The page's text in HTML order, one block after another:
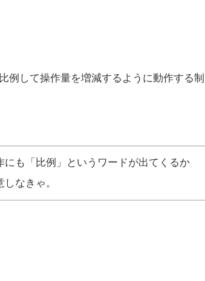
例して操作量を増減するように動作する制
も「比例」というワードが出てくるか
なきゃ。